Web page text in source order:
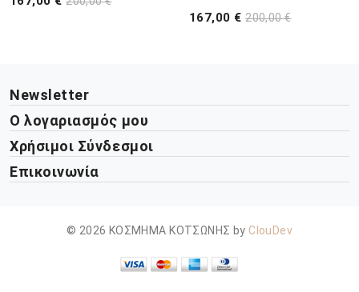
167,00 €200,00 €
Newsletter
Ο λογαριασμός μου
Χρήσιμοι Σύνδεσμοι
Επικοινωνία
© 2026 ΚΟΣΜΗΜΑ ΚΟΤΣΩΝΗΣ by ClouDev